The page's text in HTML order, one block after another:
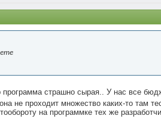
страшно сырая.. У нас все
не проходит множество каких-то там
на программке тех же